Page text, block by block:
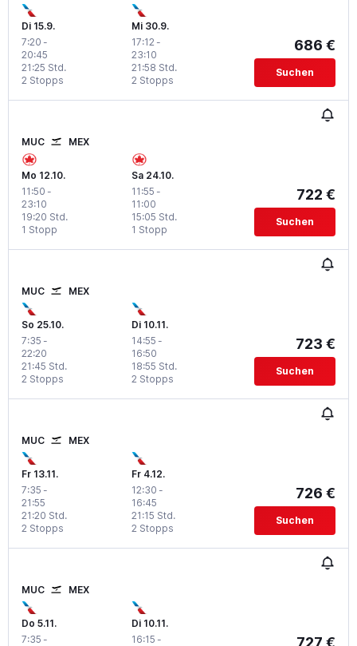
Di 15.9.
7:20 -
20:45
2 Stopps
21:25 Std.
Mi 30.9.
17:12 -
23:10
2 Stopps
21:58 Std.
686 €
Suchen
MUC MEX
Mo 12.10.
11:50 -
23:10
1 Stopp
19:20 Std.
Sa 24.10.
11:55 -
11:00
1 Stopp
15:05 Std.
722 €
Suchen
MUC MEX
So 25.10.
7:35 -
22:20
2 Stopps
21:45 Std.
Di 10.11.
14:55 -
16:50
2 Stopps
18:55 Std.
723 €
Suchen
MUC MEX
Fr 13.11.
7:35 -
21:55
2 Stopps
21:20 Std.
Fr 4.12.
12:30 -
16:45
2 Stopps
21:15 Std.
726 €
Suchen
MUC MEX
Do 5.11.
7:35 -
Di 10.11.
16:15 -
727 €